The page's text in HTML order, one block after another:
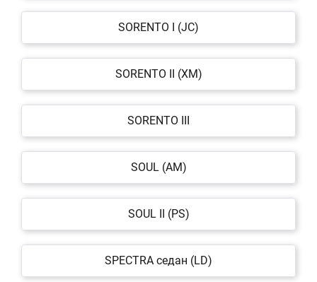
SORENTO I (JC)
SORENTO II (XM)
SORENTO III
SOUL (AM)
SOUL II (PS)
SPECTRA седан (LD)